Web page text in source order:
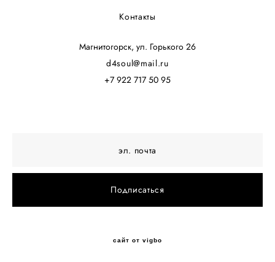
Контакты
Магнитогорск, ул. Горького 26
d4soul@mail.ru
+7 922 717 50 95
Подписаться
сайт от vigbo